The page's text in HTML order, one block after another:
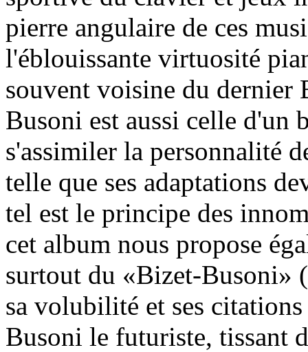
pierre angulaire de ces
l'éblouissante virtuosité
souvent voisine du dernier
Busoni est aussi celle d'un
s'assimiler la personnalité
telle que ses adaptations
tel est le principe des
cet album nous propose
surtout du «Bizet-Busoni»
sa volubilité et ses
Busoni le futuriste, tissant